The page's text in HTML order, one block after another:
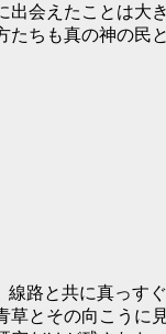
会えたことは
ちも真の神の民
路と共に真っす
とその向こう